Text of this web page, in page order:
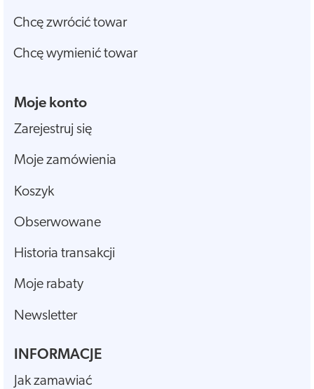
Chcę zwrócić towar
Chcę wymienić towar
Moje konto
Zarejestruj się
Moje zamówienia
Koszyk
Obserwowane
Historia transakcji
Moje rabaty
Newsletter
INFORMACJE
Jak zamawiać